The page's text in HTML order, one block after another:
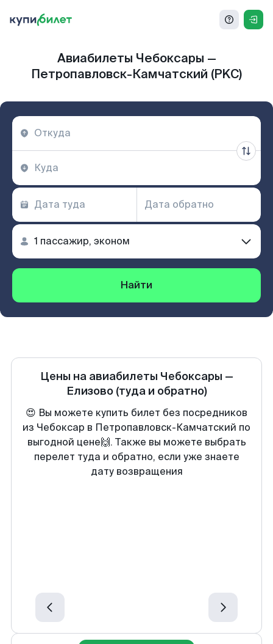
Авиабилеты Чебоксары —
Петропавловск-Камчатский (PKC)
Найти
Цены на авиабилеты Чебоксары —
Елизово (туда и обратно)
😍 Вы можете купить билет без посредников
из Чебоксар в Петропавловск-Камчатский по
выгодной цене🙌. Также вы можете выбрать
перелет туда и обратно, если уже знаете
дату возвращения